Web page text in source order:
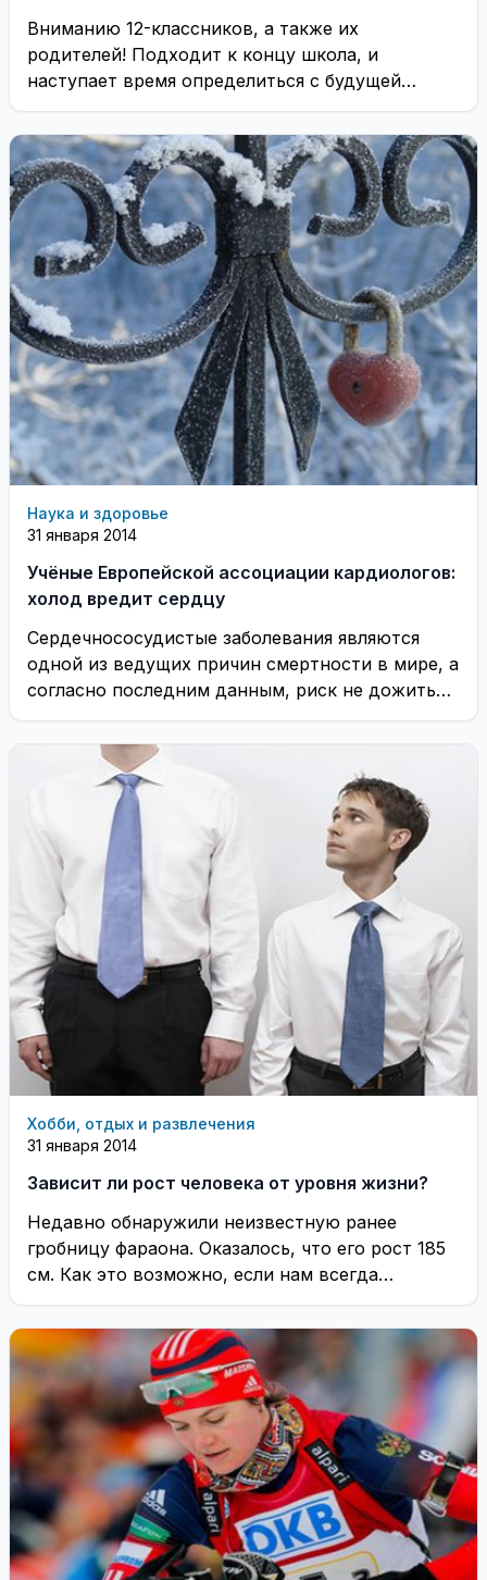
Вниманию 12-классников, а также их
родителей! Подходит к концу школа, и
наступает время определиться с будущей
профессией. ...
Наука и здоровье
31 января 2014
Учёные Европейской ассоциации кардиологов:
холод вредит сердцу
Сердечнососудистые заболевания являются
одной из ведущих причин смертности в мире, а
согласно последним данным, риск не дожить
до весеннего тепла ...
Хобби, отдых и развлечения
31 января 2014
Зависит ли рост человека от уровня жизни?
Недавно обнаружили неизвестную ранее
гробницу фараона. Оказалось, что его рост 185
см. Как это возможно, если нам всегда
внушали, что ...